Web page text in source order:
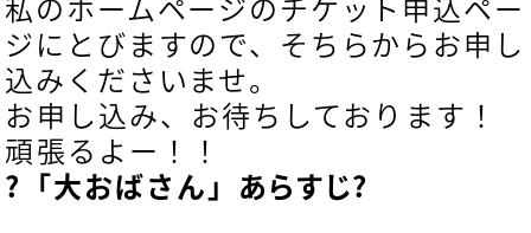
ジにとびますので、そちらからお申し
込みくださいませ。
お申し込み、お待ちしております！
頑張るよー！！
?「大おばさん」 あらすじ?